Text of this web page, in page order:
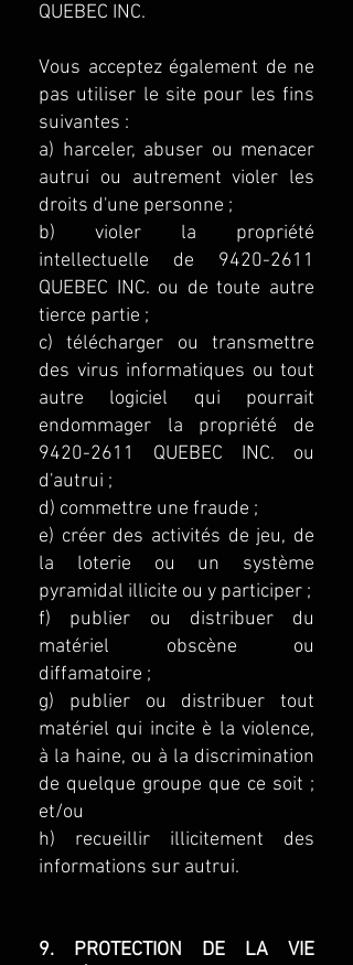
QUEBEC INC.
Vous acceptez également de ne
pas utiliser le site pour les fins
suivantes :
a) harceler, abuser ou menacer
autrui ou autrement violer les
droits d'une personne ;
b) violer la propriété
intellectuelle de 9420-2611
QUEBEC INC. ou de toute autre
tierce partie ;
c) télécharger ou transmettre
des virus informatiques ou tout
autre logiciel qui pourrait
endommager la propriété de
9420-2611
QUEBEC INC. ou
d'autrui ;
d) commettre une fraude ;
e) créer des activités de jeu, de
la loterie ou un système
pyramidal illicite ou y participer ;
f) publier ou distribuer du
matériel obscène ou
diffamatoire ;
g) publier ou distribuer tout
matériel qui incite è la violence,
à la haine, ou à la discrimination
de quelque groupe que ce soit ;
et/ou
h) recueillir illicitement des
informations sur autrui.
9. PROTECTION DE LA VIE